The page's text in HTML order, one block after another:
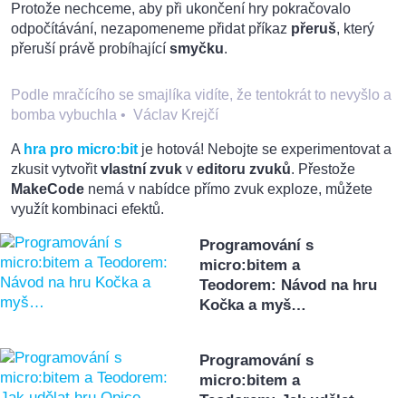
Protože nechceme, aby při ukončení hry pokračovalo
odpočítávání, nezapomeneme přidat příkaz přeruš, který
přeruší právě probíhající smyčku.
Podle mračícího se smajlíka vidíte, že tentokrát to nevyšlo a
bomba vybuchla • Václav Krejčí
A hra pro micro:bit je hotová! Nebojte se experimentovat a
zkusit vytvořitvlastní zvuk v editoru zvuků. Přestože
MakeCode nemá v nabídce přímo zvuk exploze, můžete
využít kombinaci efektů.
Programování s
micro:bitem a
Teodorem: Návod na hru
Kočka a myš…
Programování s
micro:bitem a